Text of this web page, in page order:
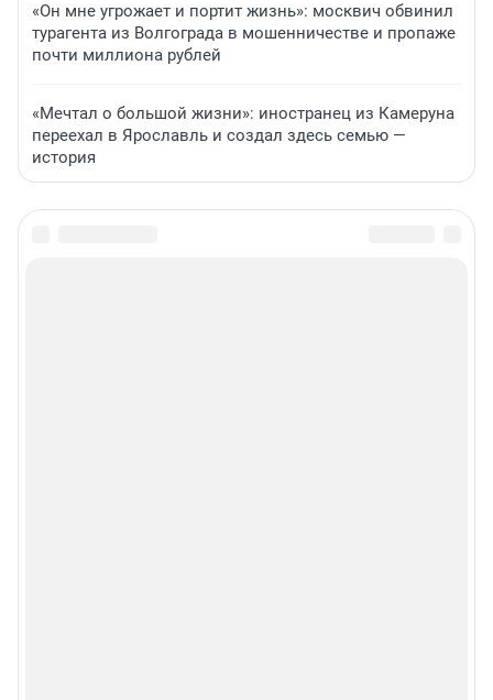
«Он мне угрожает и портит жизнь»: москвич обвинил
турагента из Волгограда в мошенничестве и пропаже
почти миллиона рублей
«Мечтал о большой жизни»: иностранец из Камеруна
переехал в Ярославль и создал здесь семью —
история